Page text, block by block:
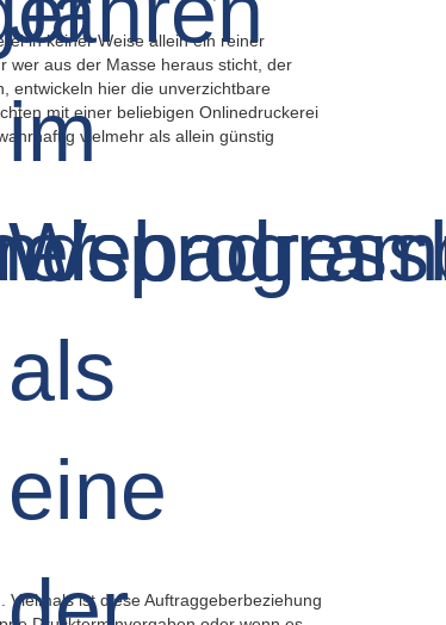
in keiner Weise allein ein reiner
wer aus der Masse heraus sticht, der
entwickeln hier die unverzichtbare
mit einer beliebigen Onlinedruckerei
vielmehr als allein günstig
ist diese Auftraggeberbeziehung